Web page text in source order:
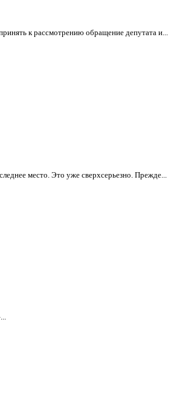
к рассмотрению обращение депутата и...
место. Это уже сверхсерьезно. Прежде...